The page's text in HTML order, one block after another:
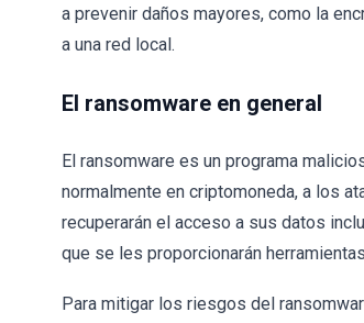
a prevenir daños mayores, como la
a una red local.
El ransomware en general
El ransomware es un programa
normalmente en criptomoneda, a los
recuperarán el acceso a sus datos
que se les proporcionarán
Para mitigar los riesgos del